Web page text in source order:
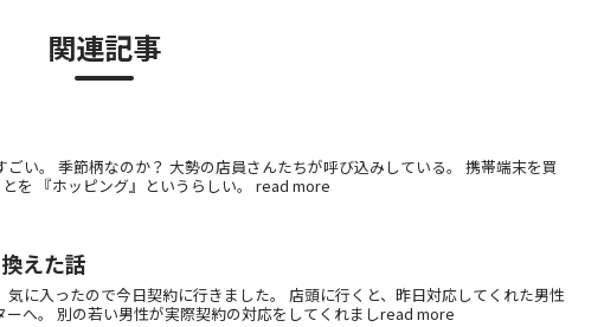
関連記事
い。 季節柄なのか？ 大勢の店員さんたちが呼び込みしている。 携帯端末を買
を 『ホッピング』というらしい。 read more
えた話
に入ったので今日契約に行きました。 店頭に行くと、昨日対応してくれた男性
へ。 別の若い男性が実際契約の対応をしてくれましread more